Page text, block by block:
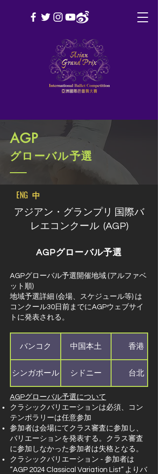
AGP
グローバル予選
ENG 中
アジアン・グランプリ 国際バ
レエコンクール (AGP)
AGPグローバル予選
AGPグローバル予選開催地域 (アルファベ
ット順)
地域予選詳細 (会場、スケジュール等) は
コンクール30日前までにAGPウェブサイ
トに発表される。
バンコク 中国本土 香港
シンガポール シドニー 台北
AGPグローバル予選について
クラシックバリエーションは必須、コン
テンポラリーは任意参加
参加者は会場にてクラス審査に参加し、
バリエーションを発表する。クラス審査
に参加しなかった参加者は失格となる。
クラシックバリエーション - 参加者は
“AGP 2024 Classical Variation List” よりバ